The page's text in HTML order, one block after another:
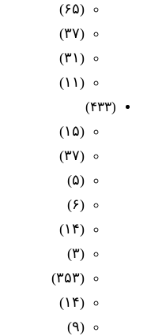
(۶۵)
(۳۷)
(۳۱)
(۱۱)
(۴۳۳)
(۱۵)
(۳۷)
(۵)
(۶)
(۱۴)
(۳)
(۳۵۳)
(۱۴)
(۹)